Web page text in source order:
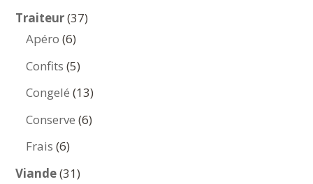
Traiteur 3737
Apéro 66
produits
Confits 55
produits
Congelé 1313
produits
Conserve 66
Frais 66
produits
Viande 3131